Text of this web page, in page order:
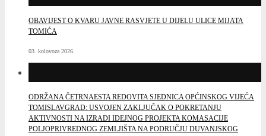
OBAVIJEST O KVARU JAVNE RASVJETE U DIJELU ULICE MIJATA
TOMIĆA
03. kolovoza 2026.
ODRŽANA ČETRNAESTA REDOVITA SJEDNICA OPĆINSKOG VIJEĆA
TOMISLAVGRAD: USVOJEN ZAKLJUČAK O POKRETANJU
AKTIVNOSTI NA IZRADI IDEJNOG PROJEKTA KOMASACIJE
POLJOPRIVREDNOG ZEMLJIŠTA NA PODRUČJU DUVANJSKOG